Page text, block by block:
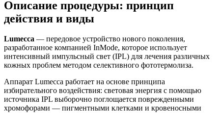
Описание процедуры: принцип
действия и виды
Lumecca — передовое устройство нового поколения,
разработанное компанией InMode, которое использует
интенсивный импульсный свет (IPL) для лечения различных
кожных проблем методом селективного фототермолиза.
Аппарат Lumecca работает на основе принципа
избирательного воздействия: световая энергия с помощью
источника IPL выборочно поглощается поврежденными
хромофорами — пигментными клетками и кровеносными